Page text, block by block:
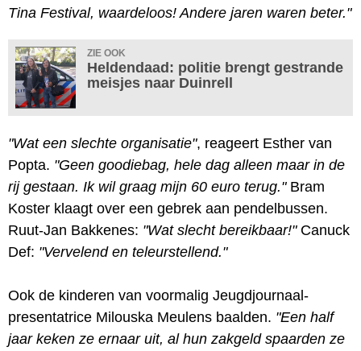
Tina Festival, waardeloos! Andere jaren waren beter."
ZIE OOK
Heldendaad: politie brengt gestrande
meisjes naar Duinrell
"Wat een slechte organisatie", reageert Esther van
Popta. "Geen goodiebag, hele dag alleen maar in de
rij gestaan. Ik wil graag mijn 60 euro terug."Bram
Koster klaagt over een gebrek aan pendelbussen.
Ruut-Jan Bakkenes: "Wat slecht bereikbaar!"Canuck
Def: "Vervelend en teleurstellend."
Ook de kinderen van voormalig Jeugdjournaal-
presentatrice Milouska Meulens baalden. "Een half
jaar keken ze ernaar uit, al hun zakgeld spaarden ze